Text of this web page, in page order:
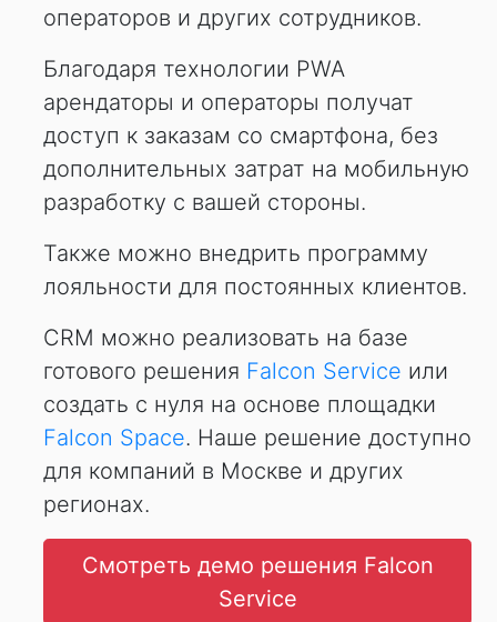
операторов и других сотрудников.
Благодаря технологии PWA
арендаторы и операторы получат
доступ к заказам со смартфона, без
дополнительных затрат на мобильную
разработку с вашей стороны.
Также можно внедрить программу
лояльности для постоянных клиентов.
CRM можно реализовать на базе
готового решения Falcon Service или
создать с нуля на основе площадки
Falcon Space. Наше решение доступно
для компаний в Москве и других
регионах.
Смотреть демо решения Falcon
Service